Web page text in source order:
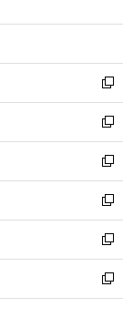
開
ウ
開
く
ン
ウ
で
開
く
ウ
ン
ド
ウ
で
開
く
新
し
い
ウ
ィ
ン
ド
ウ
で
開
く
新
し
い
ウ
ィ
ン
ド
ウ
で
開
新
し
い
ウ
ィ
ン
ド
ウ
新
し
い
ウ
ィ
ン
新
し
い
ウ
新
し